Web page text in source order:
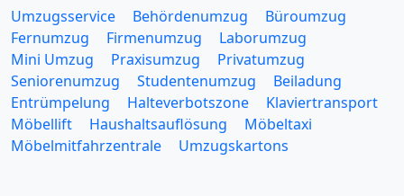
Umzugsservice Behördenumzug
Büroumzug
Fernumzug
Firmenumzug
Laborumzug
Mini Umzug
Praxisumzug
Privatumzug
Seniorenumzug
Studentenumzug
Beiladung
Entrümpelung
Halteverbotszone
Klaviertransport
Möbellift
Haushaltsauflösung
Möbeltaxi
Möbelmitfahrzentrale
Umzugskartons